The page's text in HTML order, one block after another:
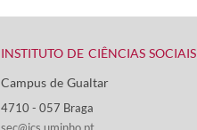
INSTITUTO DE CIÊNCIAS SOCIAIS
Campus de Gualtar ​
4710 - ​057 Braga